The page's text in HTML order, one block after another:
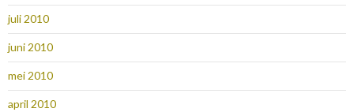
juli 2010
juni 2010
mei 2010
april 2010